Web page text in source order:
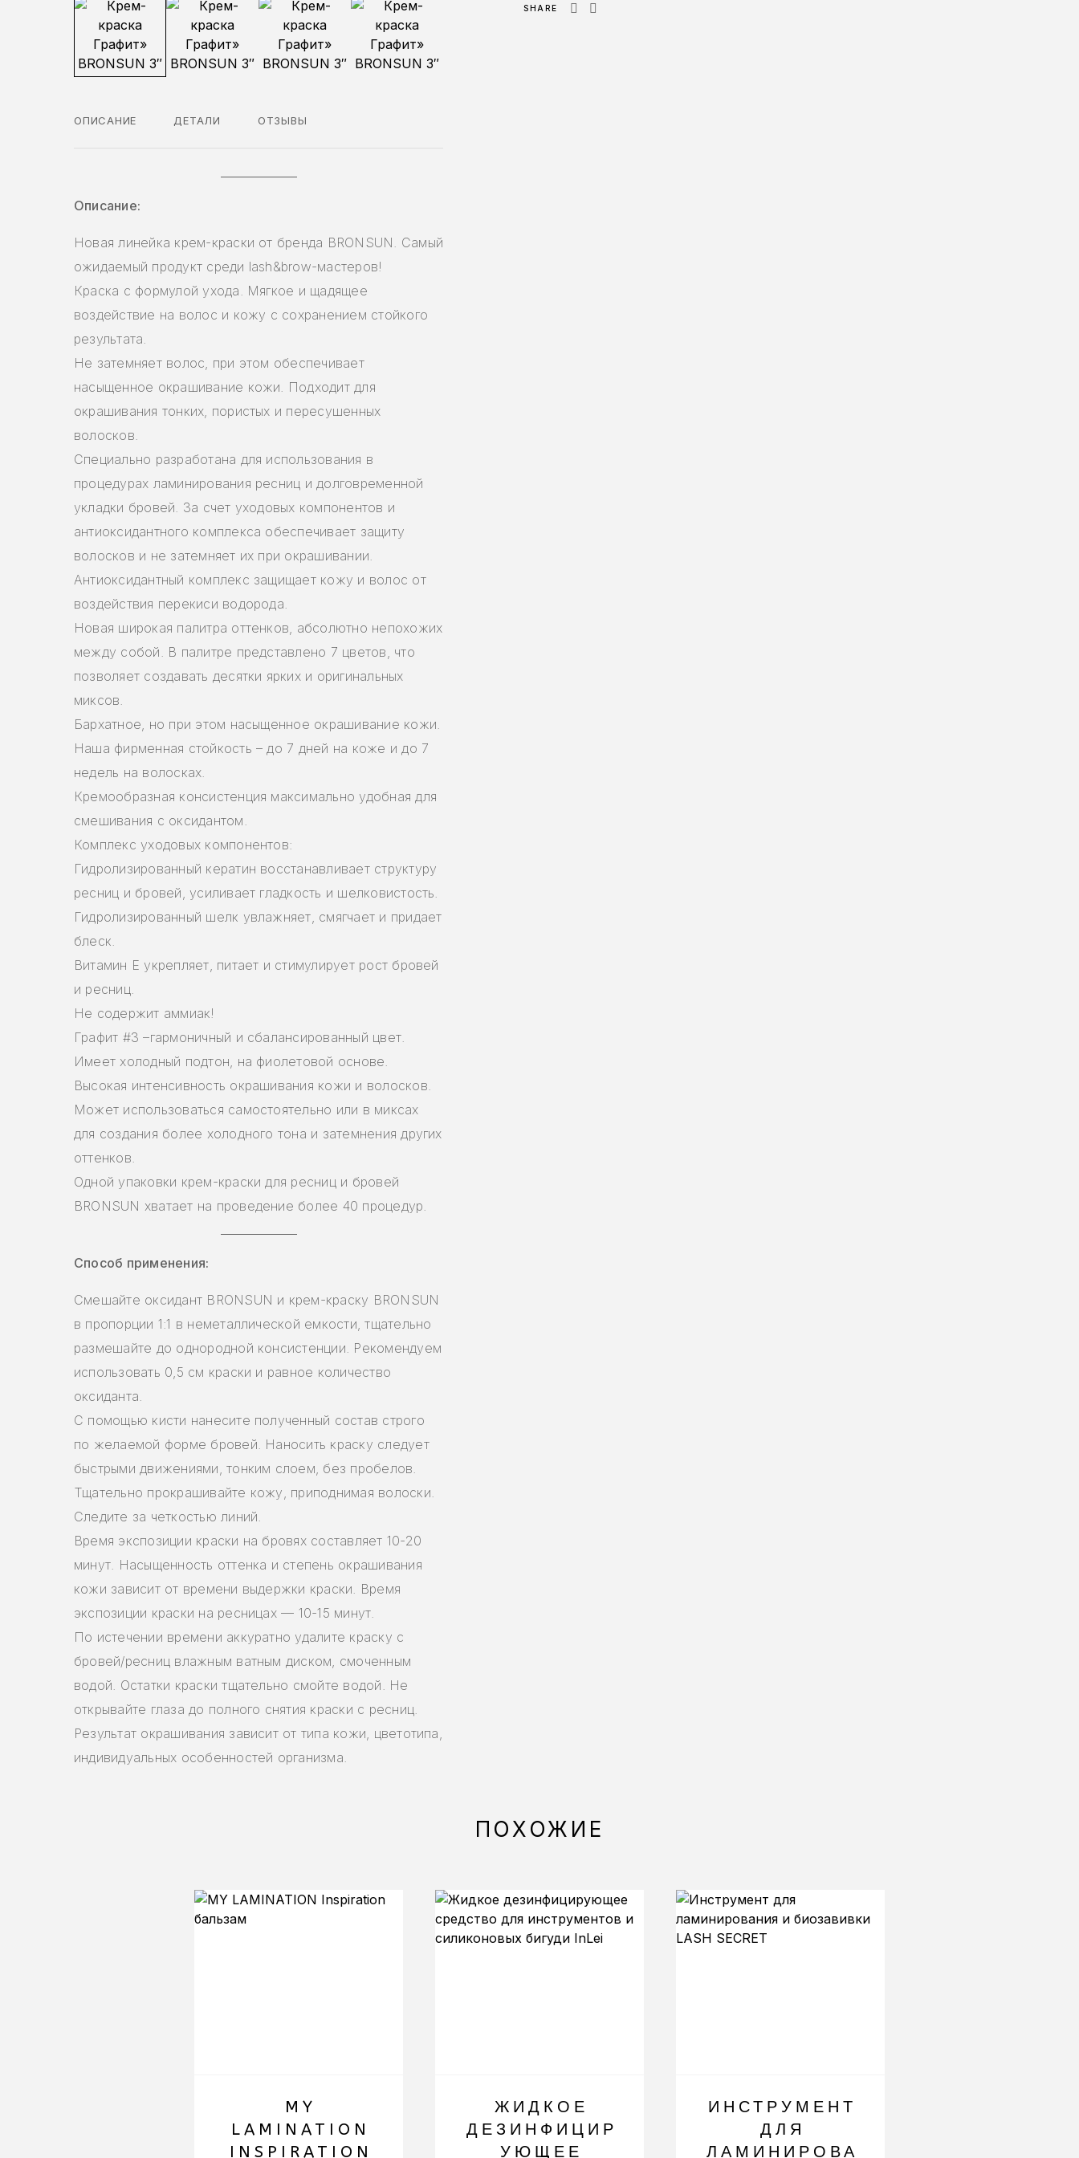
ОПИСАНИЕ ДЕТАЛИ ОТЗЫВЫ
Описание:
Новая линейка крем-краски от бренда BRONSUN. Самый
ожидаемый продукт среди lash&brow-мастеров!
Краска с формулой ухода. Мягкое и щадящее
воздействие на волос и кожу с сохранением стойкого
результата.
Не затемняет волос, при этом обеспечивает
насыщенное окрашивание кожи. Подходит для
окрашивания тонких, пористых и пересушенных
волосков.
Специально разработана для использования в
процедурах ламинирования ресниц и долговременной
укладки бровей. За счет уходовых компонентов и
антиоксидантного комплекса обеспечивает защиту
волосков и не затемняет их при окрашивании.
Антиоксидантный комплекс защищает кожу и волос от
воздействия перекиси водорода.
Новая широкая палитра оттенков, абсолютно непохожих
между собой. В палитре представлено 7 цветов, что
позволяет создавать десятки ярких и оригинальных
миксов.
Бархатное, но при этом насыщенное окрашивание кожи.
Наша фирменная стойкость – до 7 дней на коже и до 7
недель на волосках.
Кремообразная консистенция максимально удобная для
смешивания с оксидантом.
Комплекс уходовых компонентов:
Гидролизированный кератин восстанавливает структуру
ресниц и бровей, усиливает гладкость и шелковистость.
Гидролизированный шелк увлажняет, смягчает и придает
блеск.
Витамин Е укрепляет, питает и стимулирует рост бровей
и ресниц.
Не содержит аммиак!
Графит #3 –гармоничный и сбалансированный цвет.
Имеет холодный подтон, на фиолетовой основе.
Высокая интенсивность окрашивания кожи и волосков.
Может использоваться самостоятельно или в миксах
для создания более холодного тона и затемнения других
оттенков.
Одной упаковки крем-краски для ресниц и бровей
BRONSUN хватает на проведение более 40 процедур.
Способ применения:
Смешайте оксидант BRONSUN и крем-краску BRONSUN
в пропорции 1:1 в неметаллической емкости, тщательно
размешайте до однородной консистенции. Рекомендуем
использовать 0,5 см краски и равное количество
оксиданта.
С помощью кисти нанесите полученный состав строго
по желаемой форме бровей. Наносить краску следует
быстрыми движениями, тонким слоем, без пробелов.
Тщательно прокрашивайте кожу, приподнимая волоски.
Следите за четкостью линий.
Время экспозиции краски на бровях составляет 10-20
минут. Насыщенность оттенка и степень окрашивания
кожи зависит от времени выдержки краски. Время
экспозиции краски на ресницах — 10-15 минут.
По истечении времени аккуратно удалите краску с
бровей/ресниц влажным ватным диском, смоченным
водой. Остатки краски тщательно смойте водой. Не
открывайте глаза до полного снятия краски с ресниц.
Результат окрашивания зависит от типа кожи, цветотипа,
индивидуальных особенностей организма.
SHARE
ПОХОЖИЕ
MY
LAMINATION
INSPIRATION
ЖИДКОЕ
ДЕЗИНФИЦИР
УЮЩЕЕ
ИНСТРУМЕНТ
ДЛЯ
ЛАМИНИРОВА